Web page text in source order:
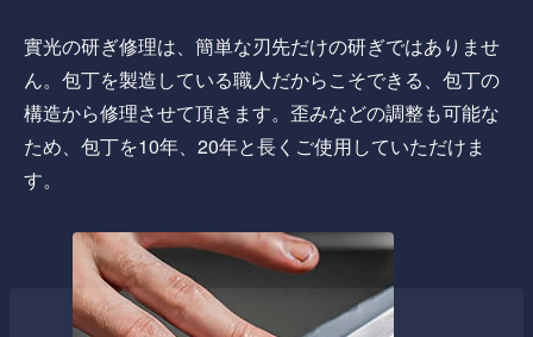
實光の研ぎ修理は、簡単な刃先だけの研ぎではありませ
ん。包丁を製造している職人だからこそできる、包丁の
構造から修理させて頂きます。歪みなどの調整も可能な
ため、包丁を10年、20年と長くご使用していただけま
す。